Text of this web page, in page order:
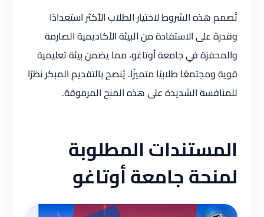
تُصمم هذه الشروط لاختيار الطلاب الأكثر استعدادًا
وقدرة على الاستفادة من البيئة الأكاديمية الصارمة
والمحفزة في جامعة أوتاغو، مما يضمن بيئة تعليمية
قوية ومجتمعًا طلابيًا متميزًا. يُنصح بالتقديم المبكر نظرًا
للمنافسة الشديدة على هذه المنح المرموقة.
المستندات المطلوبة
لمنحة جامعة أوتاغو